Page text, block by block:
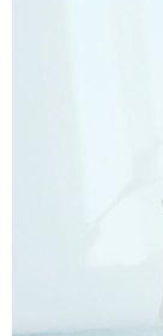
1.分期款項不併入
2.透過簡訊連結打
帳／街口支付／
1.本服務係由「台
用戶於交易時，得
買賣價金債權讓與
2.基於同意付款使
資料（包含姓名、
由本公司與您本人
3.完整用戶服務條款
３．安心：先確認
【「AFTEE先享後
１．於結帳方式選
結帳頁面，進行簡
２．訂單成立數日
３．收到繳費通知
ATM／網路銀行／
※ 請注意：結帳手
購買商品的店家。
※ 交易是否成功請
是否繳費成功／繳
每筆NT$60，滿
每筆NT$60，滿
每筆NT$60，滿
每筆NT$60，滿